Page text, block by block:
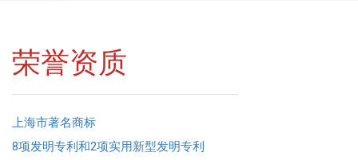
荣誉资质
上海市著名商标
8项发明专利和2项实用新型发明专利